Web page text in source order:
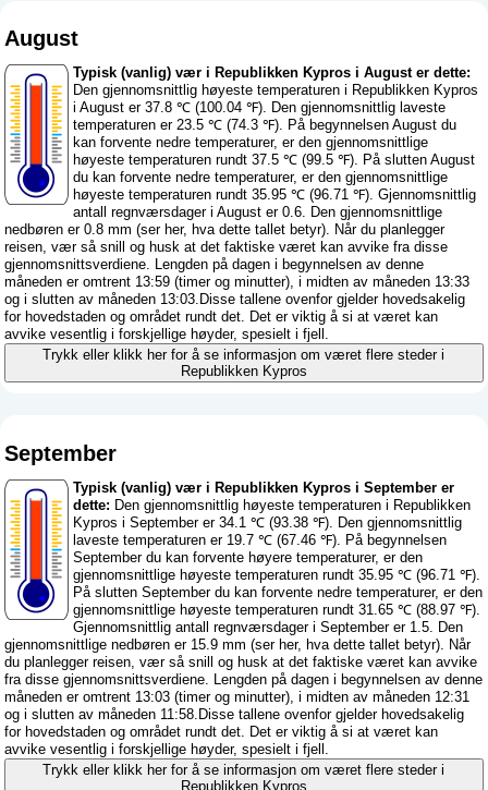
August
Typisk (vanlig) vær i Republikken Kypros i August er dette:
Den gjennomsnittlig høyeste temperaturen i Republikken Kypros
i August er 37.8 ℃ (100.04 ℉). Den gjennomsnittlig laveste
temperaturen er 23.5 ℃ (74.3 ℉). På begynnelsen August du
kan forvente nedre temperaturer, er den gjennomsnittlige
høyeste temperaturen rundt 37.5 ℃ (99.5 ℉). På slutten August
du kan forvente nedre temperaturer, er den gjennomsnittlige
høyeste temperaturen rundt 35.95 ℃ (96.71 ℉). Gjennomsnittlig
antall regnværsdager i August er 0.6. Den gjennomsnittlige
nedbøren er 0.8 mm (ser her, hva dette tallet betyr). Når du planlegger
reisen, vær så snill og husk at det faktiske været kan avvike fra disse
gjennomsnittsverdiene. Lengden på dagen i begynnelsen av denne
måneden er omtrent 13:59 (timer og minutter), i midten av måneden 13:33
og i slutten av måneden 13:03.Disse tallene ovenfor gjelder hovedsakelig
for hovedstaden og området rundt det. Det er viktig å si at været kan
avvike vesentlig i forskjellige høyder, spesielt i fjell.
Trykk eller klikk her for å se informasjon om været flere steder i
Republikken Kypros
September
Typisk (vanlig) vær i Republikken Kypros i September er
dette: Den gjennomsnittlig høyeste temperaturen i Republikken
Kypros i September er 34.1 ℃ (93.38 ℉). Den gjennomsnittlig
laveste temperaturen er 19.7 ℃ (67.46 ℉). På begynnelsen
September du kan forvente høyere temperaturer, er den
gjennomsnittlige høyeste temperaturen rundt 35.95 ℃ (96.71 ℉).
På slutten September du kan forvente nedre temperaturer, er den
gjennomsnittlige høyeste temperaturen rundt 31.65 ℃ (88.97 ℉).
Gjennomsnittlig antall regnværsdager i September er 1.5. Den
gjennomsnittlige nedbøren er 15.9 mm (ser her, hva dette tallet betyr). Når
du planlegger reisen, vær så snill og husk at det faktiske været kan avvike
fra disse gjennomsnittsverdiene. Lengden på dagen i begynnelsen av denne
måneden er omtrent 13:03 (timer og minutter), i midten av måneden 12:31
og i slutten av måneden 11:58.Disse tallene ovenfor gjelder hovedsakelig
for hovedstaden og området rundt det. Det er viktig å si at været kan
avvike vesentlig i forskjellige høyder, spesielt i fjell.
Trykk eller klikk her for å se informasjon om været flere steder i
Republikken Kypros